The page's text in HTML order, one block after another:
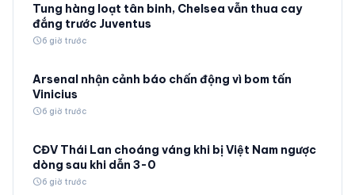
Tung hàng loạt tân binh, Chelsea vẫn thua cay
đắng trước Juventus
schedule6 giờ trước
Arsenal nhận cảnh báo chấn động vì bom tấn
Vinicius
schedule6 giờ trước
CĐV Thái Lan choáng váng khi bị Việt Nam ngược
dòng sau khi dẫn 3-0
schedule6 giờ trước